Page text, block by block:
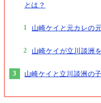
とは？
山崎ケイと元カレの
山崎ケイが立川談洲
山崎ケイと立川談洲の